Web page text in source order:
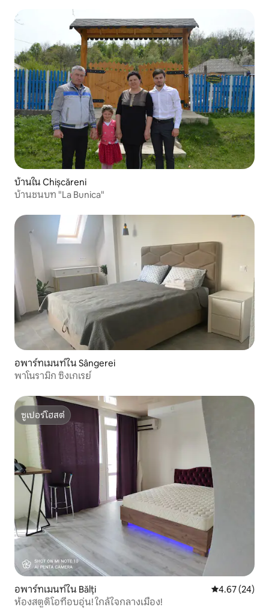
บ้านใน Chișcăreni
บ้านชนบท "La Bunica"
อพาร์ทเมนท์ใน Sângerei
พาโนรามิก ซิงเกเรย์
ซูเปอร์โฮสต์
ซูเปอร์โฮสต์
อพาร์ทเมนท์ใน Bălți คะแนนเฉลี่ย
4.67 (24)
ห้องสตูดิโอที่อบอุ่น! ใกล้ใจกลางเมือง!